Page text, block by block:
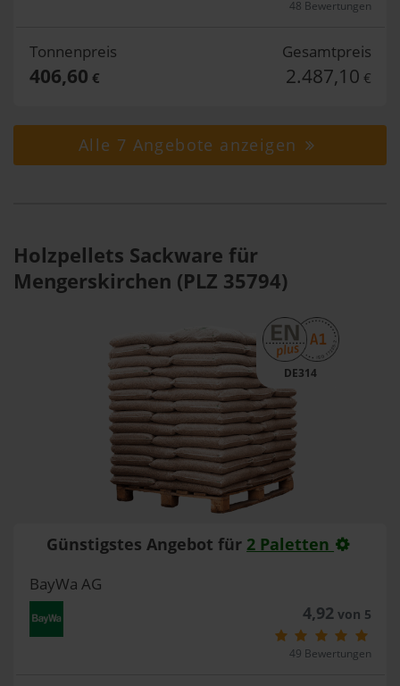
48 Bewertungen
Tonnenpreis
406,60 €
Gesamtpreis
2.487,10 €
Alle 7 Angebote anzeigen
Holzpellets Sackware für
Mengerskirchen (PLZ 35794)
DE314
Günstigstes Angebot für 2 Paletten
BayWa AG
4,92von 5
49 Bewertungen